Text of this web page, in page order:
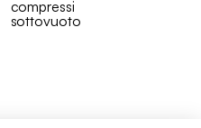
compressi
sottovuoto